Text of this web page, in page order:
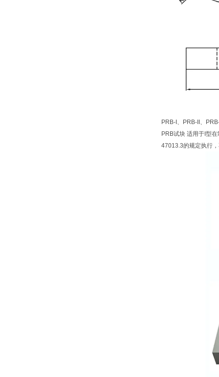
PRB-I、PRB-II、
PRB试块 适用于I型
47013.3的规定执行